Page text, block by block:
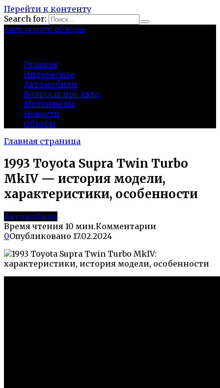
Перейти к контенту
Search for:
Авто и мото обзоры
Главная
Интересное
Автомобили
Вопросы про авто
Мотоциклы
Новости
Обзоры
Главная страница
1993 Toyota Supra Twin Turbo
MkIV — история модели,
характеристики, особенности
Автомобили
Время чтения 10 мин.Комментарии
0Опубликовано 17.02.2024